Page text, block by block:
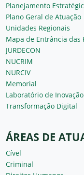
Planejamento
Plano Geral de Atuação
Unidades Regionais
Mapa de Entrância das
JURDECON
NUCRIM
NURCIV
Memorial
Laboratório de Inovação
Transformação Digital
ÁREAS DE
Cível
Criminal